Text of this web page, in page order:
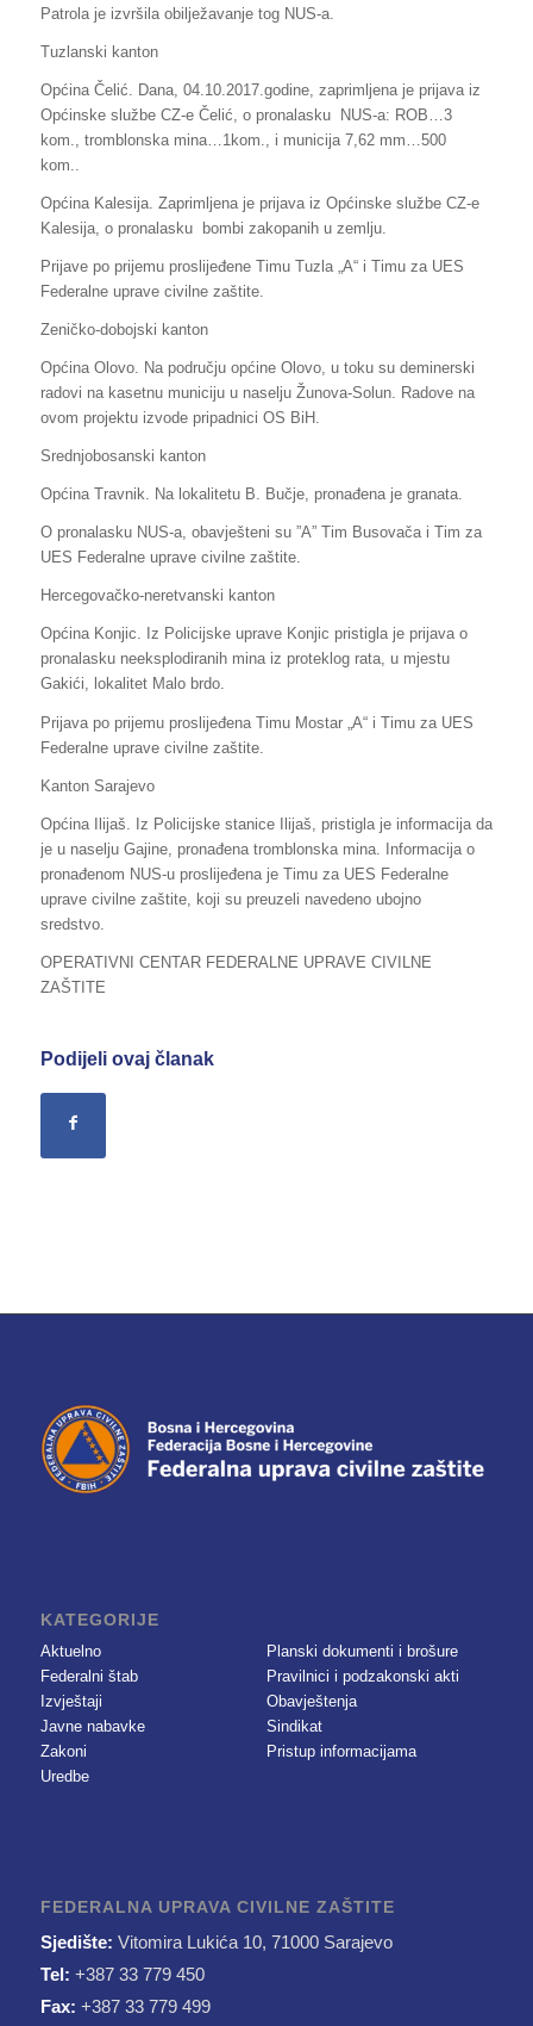
Patrola je izvršila obilježavanje tog NUS-a.
Tuzlanski kanton
Općina Čelić. Dana, 04.10.2017.godine, zaprimljena je prijava iz
Općinske službe CZ-e Čelić, o pronalasku NUS-a: ROB…3
kom., tromblonska mina…1kom., i municija 7,62 mm…500
kom..
Općina Kalesija. Zaprimljena je prijava iz Općinske službe CZ-e
Kalesija, o pronalasku bombi zakopanih u zemlju.
Prijave po prijemu proslijeđene Timu Tuzla „A“ i Timu za UES
Federalne uprave civilne zaštite.
Zeničko-dobojski kanton
Općina Olovo. Na području općine Olovo, u toku su deminerski
radovi na kasetnu municiju u naselju Žunova-Solun. Radove na
ovom projektu izvode pripadnici OS BiH.
Srednjobosanski kanton
Općina Travnik. Na lokalitetu B. Bučje, pronađena je granata.
O pronalasku NUS-a, obavješteni su ”A” Tim Busovača i Tim za
UES Federalne uprave civilne zaštite.
Hercegovačko-neretvanski kanton
Općina Konjic. Iz Policijske uprave Konjic pristigla je prijava o
pronalasku neeksplodiranih mina iz proteklog rata, u mjestu
Gakići, lokalitet Malo brdo.
Prijava po prijemu proslijeđena Timu Mostar „A“ i Timu za UES
Federalne uprave civilne zaštite.
Kanton Sarajevo
Općina Ilijaš. Iz Policijske stanice Ilijaš, pristigla je informacija da
je u naselju Gajine, pronađena tromblonska mina. Informacija o
pronađenom NUS-u proslijeđena je Timu za UES Federalne
uprave civilne zaštite, koji su preuzeli navedeno ubojno
sredstvo.
OPERATIVNI CENTAR FEDERALNE UPRAVE CIVILNE
ZAŠTITE
Podijeli ovaj članak
KATEGORIJE
Aktuelno
Federalni štab
Izvještaji
Javne nabavke
Zakoni
Uredbe
Planski dokumenti i brošure
Pravilnici i podzakonski akti
Obavještenja
Sindikat
Pristup informacijama
FEDERALNA UPRAVA CIVILNE ZAŠTITE
Sjedište: Vitomira Lukića 10, 71000 Sarajevo
Tel: +387 33 779 450
Fax: +387 33 779 499